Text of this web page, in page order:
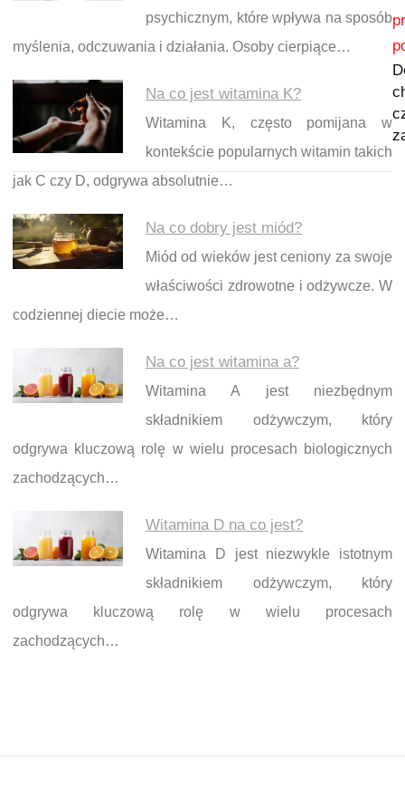
psychicznym, które wpływa na sposób
myślenia, odczuwania i działania. Osoby cierpiące…
Na co jest witamina K?
Witamina K, często pomijana w
kontekście popularnych witamin takich
jak C czy D, odgrywa absolutnie…
Na co dobry jest miód?
Miód od wieków jest ceniony za swoje
właściwości zdrowotne i odżywcze. W
codziennej diecie może…
Na co jest witamina a?
Witamina A jest niezbędnym
składnikiem odżywczym, który
odgrywa kluczową rolę w wielu procesach biologicznych
zachodzących…
Witamina D na co jest?
Witamina D jest niezwykle istotnym
składnikiem odżywczym, który
odgrywa kluczową rolę w wielu procesach
zachodzących…
Nawigacja wpisu